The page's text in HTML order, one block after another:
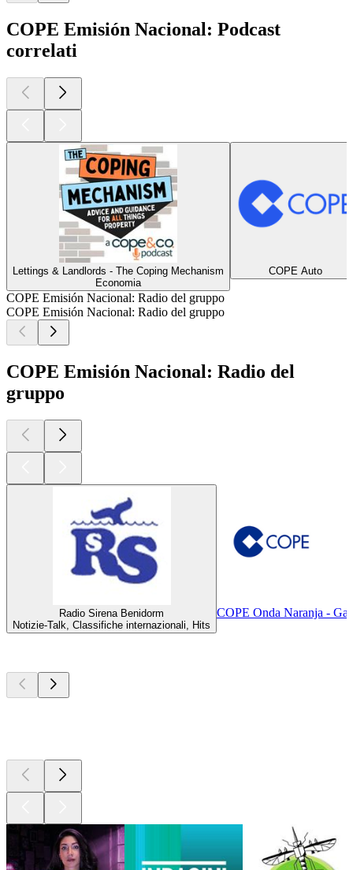
COPE Emisión Nacional: Podcast
correlati
Lettings & Landlords - The Coping Mechanism
Economia
COPE Auto
COPE Emisión Nacional: Radio del gruppo
COPE Emisión Nacional: Radio del gruppo
COPE Emisión Nacional: Radio del
gruppo
Radio Sirena Benidorm
Notizie-Talk, Classifiche internazionali, Hits
COPE Onda Naranja -